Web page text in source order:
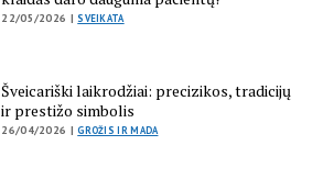
22/05/2026 |SVEIKATA
Šveicariški laikrodžiai: precizikos, tradicijų
ir prestižo simbolis
26/04/2026 |GROŽIS IR MADA